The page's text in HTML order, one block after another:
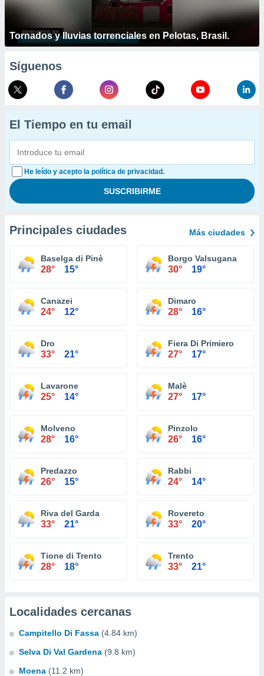
Tornados y lluvias torrenciales en Pelotas, Brasil.
Síguenos
El Tiempo en tu email
He leído y acepto la política de privacidad.
Principales ciudades Más ciudades
Baselga di Pinè
28° 15°
Borgo Valsugana
30° 19°
Canazei
24° 12°
Dimaro
28° 16°
Dro
33° 21°
Fiera Di Primiero
27° 17°
Lavarone
25° 14°
Malè
27° 17°
Molveno
28° 16°
Pinzolo
26° 16°
Predazzo
26° 15°
Rabbi
24° 14°
Riva del Garda
33° 21°
Rovereto
33° 20°
Tione di Trento
28° 18°
Trento
33° 21°
Localidades cercanas
Campitello Di Fassa (4.84 km)
Selva Di Val Gardena (9.8 km)
Moena (11.2 km)